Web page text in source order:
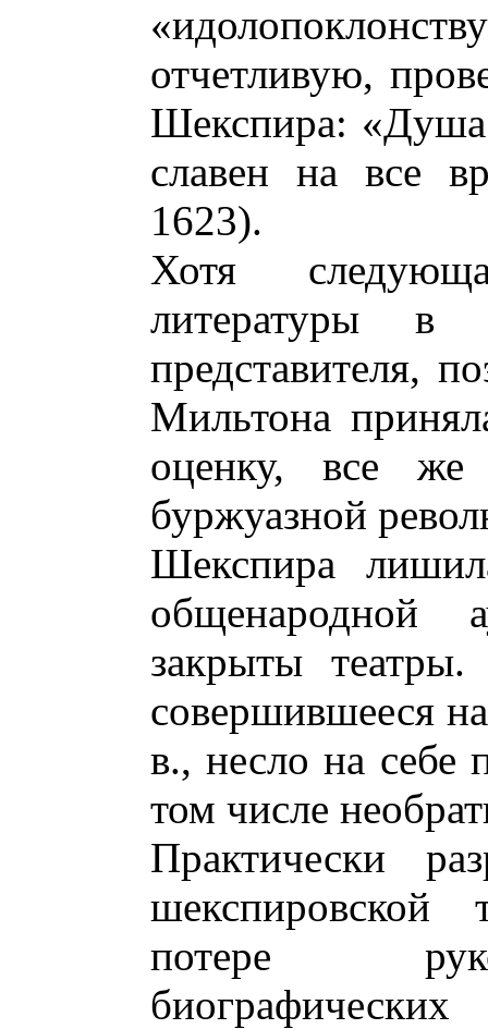
отчетливую,
Шекспира: «Душа
славен на все
1623).
Хотя
литературы в
представителя,
Мильтона
оценку, все же
буржуазной
Шекспира
общенародной
закрыты
совершившееся
в., несло на себе
том числе
Практически
шекспировской
потере